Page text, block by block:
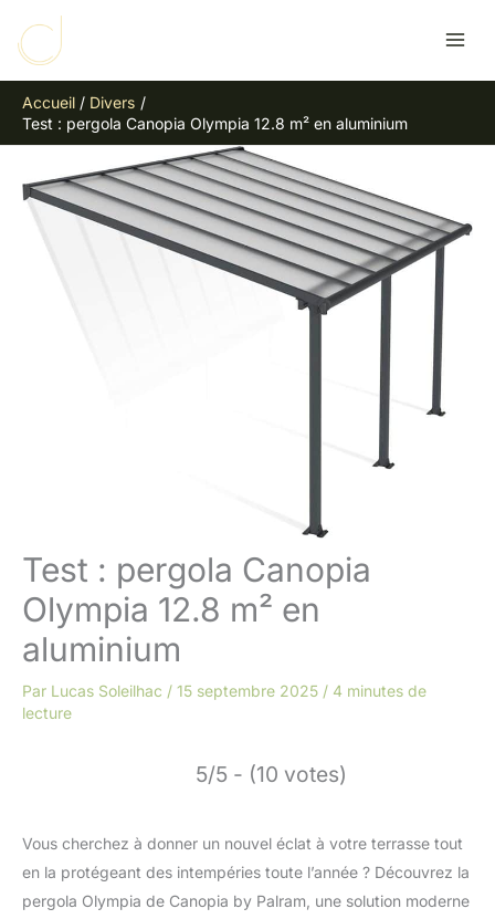
contenu
Accueil
Divers
Test : pergola Canopia Olympia 12.8 m² en aluminium
Test : pergola Canopia
Olympia 12.8 m² en
aluminium
Par Lucas Soleilhac / 15 septembre 2025 / 4 minutes de
lecture
5/5 - (10 votes)
Vous cherchez à donner un nouvel éclat à votre terrasse tout
en la protégeant des intempéries toute l’année ? Découvrez la
pergola Olympia de Canopia by Palram, une solution moderne
e
h
c